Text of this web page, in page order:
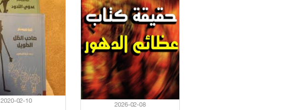
2026-02-08
2020-02-10